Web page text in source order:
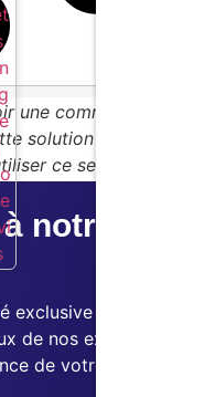
une commission si
solution ou si vous
ce service.
notre
exclusive et
de nos experts
de votre